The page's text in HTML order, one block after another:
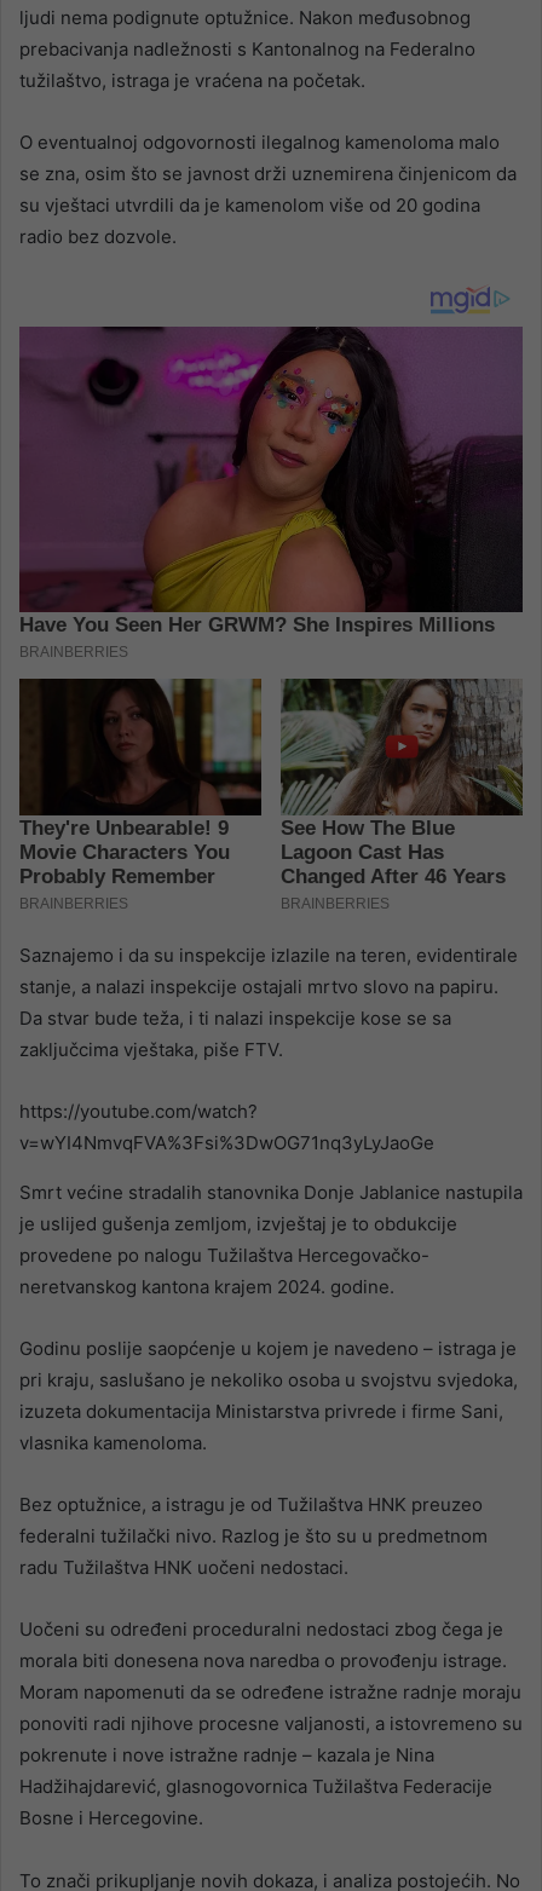
ljudi nema podignute optužnice. Nakon međusobnog
prebacivanja nadležnosti s Kantonalnog na Federalno
tužilaštvo, istraga je vraćena na početak.
O eventualnoj odgovornosti ilegalnog kamenoloma malo
se zna, osim što se javnost drži uznemirena činjenicom da
su vještaci utvrdili da je kamenolom više od 20 godina
radio bez dozvole.
Saznajemo i da su inspekcije izlazile na teren, evidentirale
stanje, a nalazi inspekcije ostajali mrtvo slovo na papiru.
Da stvar bude teža, i ti nalazi inspekcije kose se sa
zaključcima vještaka, piše FTV.
https://youtube.com/watch?
v=wYI4NmvqFVA%3Fsi%3DwOG71nq3yLyJaoGe
Smrt većine stradalih stanovnika Donje Jablanice nastupila
je uslijed gušenja zemljom, izvještaj je to obdukcije
provedene po nalogu Tužilaštva Hercegovačko-
neretvanskog kantona krajem 2024. godine.
Godinu poslije saopćenje u kojem je navedeno – istraga je
pri kraju, saslušano je nekoliko osoba u svojstvu svjedoka,
izuzeta dokumentacija Ministarstva privrede i firme Sani,
vlasnika kamenoloma.
Bez optužnice, a istragu je od Tužilaštva HNK preuzeo
federalni tužilački nivo. Razlog je što su u predmetnom
radu Tužilaštva HNK uočeni nedostaci.
Uočeni su određeni proceduralni nedostaci zbog čega je
morala biti donesena nova naredba o provođenju istrage.
Moram napomenuti da se određene istražne radnje moraju
ponoviti radi njihove procesne valjanosti, a istovremeno su
pokrenute i nove istražne radnje – kazala je Nina
Hadžihajdarević, glasnogovornica Tužilaštva Federacije
Bosne i Hercegovine.
To znači prikupljanje novih dokaza, i analiza postojećih. No